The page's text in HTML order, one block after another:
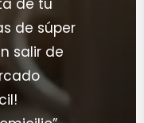
de tu
de súper
salir de